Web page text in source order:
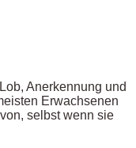
Anerkennung und
Erwachsenen
selbst wenn sie